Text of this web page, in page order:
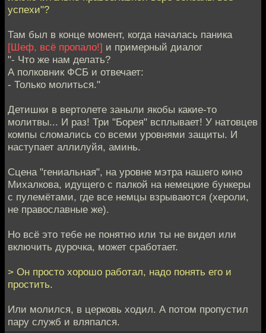
успехи"?
Там был в конце момент, когда началась паника
[Шеф, всё пропало!] и примерный диалог
"- Что же нам делать?
А полковник ФСБ и отвечает:
- Только молиться."
Детишки в вертолете заныли якобы какие-то
молитвы... И раз! Три "Борея" всплывает! У натовцев
компы сломались со всеми уровнями защиты. И
наступает аллилуйя, аминь.
Сцена "гениальная", на уровне мэтра нашего кино
Михалкова, идущего с палкой на немецкие бункеры
с пулемётами, где все немцы взрываются (хероли,
не православные же).
Но всё это тебе не понятно или ты не видел или
включить дурочка, может сработает.
> Он просто хорошо работал, надо понять его и
простить.
Или молился, в церковь ходил. А потом пропустил
пару служб и вляпался.